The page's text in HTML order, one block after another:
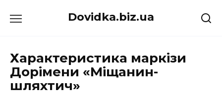
до
Dovidka.biz.ua
Характеристика маркізи
Дорімени «Міщанин-
шляхтич»